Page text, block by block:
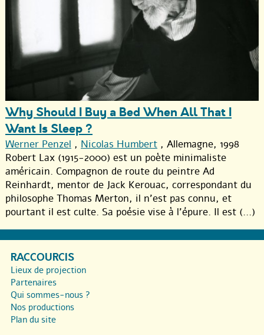
Why Should I Buy a Bed When All That I
Want Is Sleep ?
Werner Penzel , Nicolas Humbert , Allemagne, 1998
Robert Lax (1915-2000) est un poète minimaliste
américain. Compagnon de route du peintre Ad
Reinhardt, mentor de Jack Kerouac, correspondant du
philosophe Thomas Merton, il n’est pas connu, et
pourtant il est culte. Sa poésie vise à l’épure. Il est (...)
RACCOURCIS
Lieux de projection
Partenaires
Qui sommes-nous ?
Nos productions
Plan du site